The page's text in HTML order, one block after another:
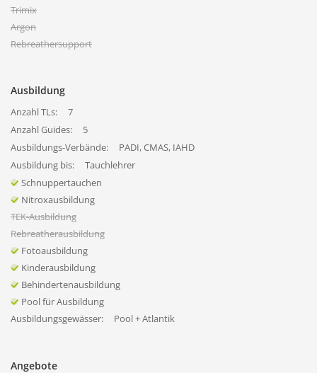
Trimix
Argon
Rebreathersupport
Ausbildung
Anzahl TLs:
7
Anzahl Guides:
5
Ausbildungs-Verbände:
PADI, CMAS, IAHD
Ausbildung bis:
Tauchlehrer
Schnuppertauchen
Nitroxausbildung
TEK-Ausbildung
Rebreatherausbildung
Fotoausbildung
Kinderausbildung
Behindertenausbildung
Pool für Ausbildung
Ausbildungsgewässer:
Pool + Atlantik
Angebote